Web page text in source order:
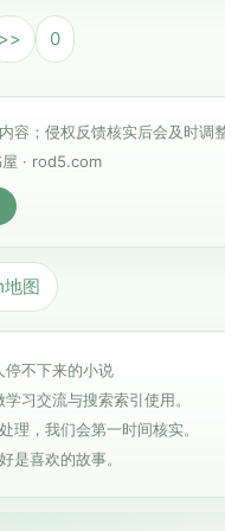
>> 0
容；侵权反馈核实后会及时调
· rod5.com
地图
停不下来的小说
习交流与搜索索引使用。
理，我们会第一时间核实。
是喜欢的故事。